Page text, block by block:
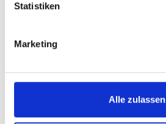
Statistiken
Marketing
Alle zulassen